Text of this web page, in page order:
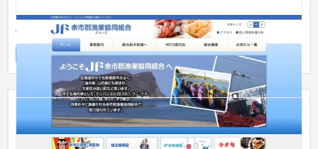
余市郡漁業協同組合
企業サイト 農園・農業